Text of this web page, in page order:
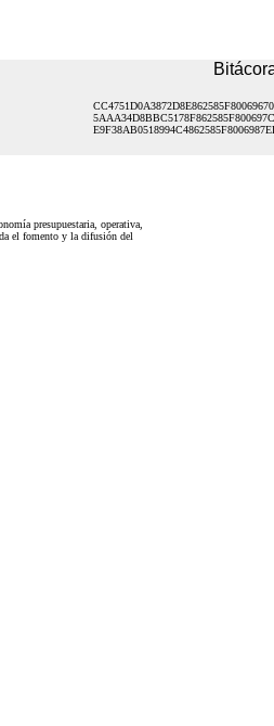
presupuestaria, operativa,
el fomento y la difusión del